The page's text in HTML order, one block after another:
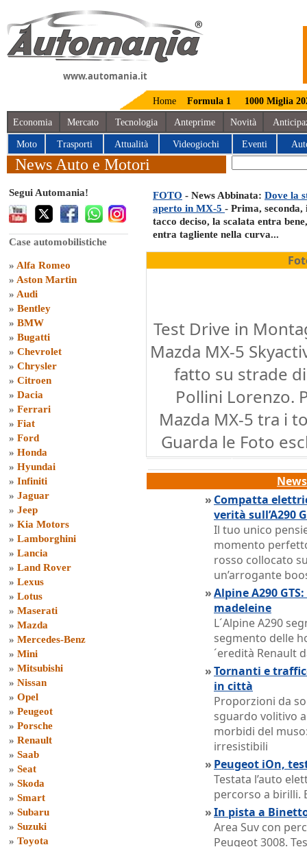
www.automania.it
Home Formula 1 1000 Miglia
Economia Mercato Tecnologia Anteprime Novità
Moto Trasporti Attualità Videogiochi Eventi
News Auto e Motori
Segui Automania!
Case automobilistiche
» Alfa Romeo
» Aston Martin
» Audi
» Bentley
» BMW
» Bugatti
» Chevrolet
» Chrysler
» Citroen
» Dacia
» Ferrari
» Fiat
» Ford
» Honda
» Hyundai
» Infiniti
» Jaguar
» Jeep
» Kia Motors
» Lamborghini
» Lancia
» Land Rover
» Lexus
» Lotus
» Maserati
» Mazda
» Mercedes-Benz
» Mini
» Mitsubishi
» Nissan
» Opel
» Peugeot
» Porsche
» Renault
» Saab
» Seat
» Skoda
» Smart
» Subaru
» Suzuki
» Toyota
FOTO - News Abbinata: Dove la
aperto in MX-5 - Prima,
tacco deciso, la scalata entra
entra tagliente nella curva...
Test Drive in
Mazda MX-5
fatto su strade
Pollini Lorenzo.
Mazda MX-5 tra i
Guarda le Foto
» Compatta
verità sull’A290
Il tuo unico
momento
rosso collocato
un’arrogante
»Alpine A290
madeleine
L´Alpine A290
segmento delle
´eredità Renault
»Tornanti e
in città
Proporzioni da
sguardo volitivo
morbidi del
irresistibili
» Peugeot iOn,
Testata l’auto
percorso a birilli.
»In pista a
Area Suv con
Peugeot 3008.